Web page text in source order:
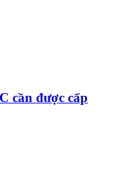
cần được cấp